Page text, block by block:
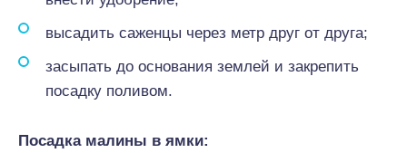
высадить саженцы через метр друг от друга;
засыпать до основания землей и закрепить
посадку поливом.
Посадка малины в ямки: